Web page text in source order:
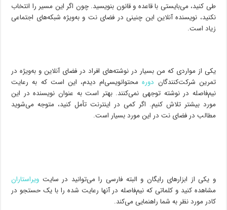
طی کنید، می‌بایستی با قاعده و قانون بنویسید. چون اگر این مسیر را انتخاب
نکنید، نویسنده آنلاین این چنینی در فضای نت و به‌ویژه شبکه‌های اجتماعی
زیاد است.
یکی از مواردی که من بسیار در نوشته‌های افراد در فضای آنلاین و به‌ویژه در
تمرین شرکت‌کنندگان دوره‌محتوانویسی‌ام دیدم، این است که به رعایت
نیم‌فاصله در نوشته توجهی نمی‌کنند. بهتر است به عنوان نویسنده در این
مورد بیشتر تلاش کنیم. اگر کمی در اینترنت تأمل کنید، متوجه می‌شوید
مطالب در فضای نت در این مورد بسیار است.
و یکی از ابزارهای رایگان و البته فارسی را می‌توانید در سایت ویراستاران
مشاهده کنید و کلماتی که نیم‌فاصله در آنها رعایت شده را با یک حستجو در
کادر مورد نظر به شما راهنمایی می‌کند.